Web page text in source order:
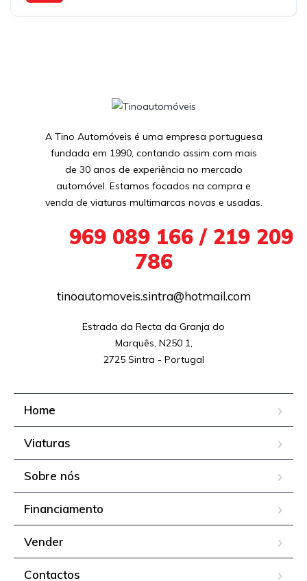
A Tino Automóveis é uma empresa portuguesa
fundada em 1990, contando assim com mais
de 30 anos de experiência no mercado
automóvel. Estamos focados na compra e
venda de viaturas multimarcas novas e usadas.
969 089 166 / 219 209
786
tinoautomoveis.sintra@hotmail.com
Estrada da Recta da Granja do
Marquês, N250 1,
2725 Sintra - Portugal
Home
Viaturas
Sobre nós
Financiamento
Vender
Contactos